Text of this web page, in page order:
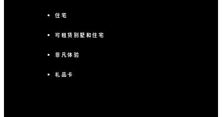
住宅
可租赁别墅和住宅
非凡体验
礼品卡